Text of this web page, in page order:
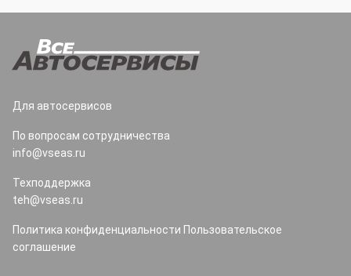
Для автосервисов
По вопросам сотрудничества
info@vseas.ru
Техподдержка
teh@vseas.ru
Политика конфиденциальности Пользовательское
соглашение